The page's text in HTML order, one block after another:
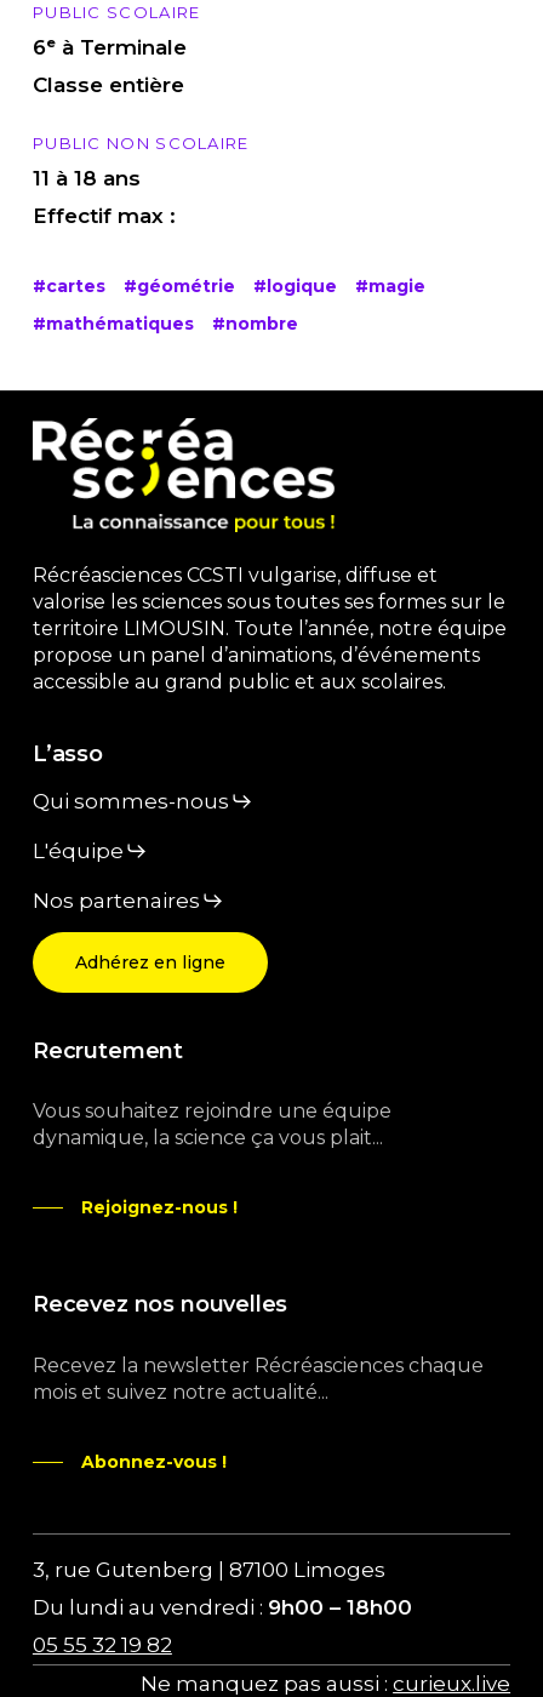
PUBLIC SCOLAIRE
6ᵉ à Terminale
Classe entière
PUBLIC NON SCOLAIRE
11 à 18 ans
Effectif max :
#cartes #géométrie #logique
#magie
#mathématiques
#nombre
Récréasciences CCSTI vulgarise, diffuse et
valorise les sciences sous toutes ses formes sur le
territoire LIMOUSIN. Toute l’année, notre équipe
propose un panel d’animations, d’événements
accessible au grand public et aux scolaires.
L’asso
Qui sommes-nous
L'équipe
Nos partenaires
Adhérez en ligne
Recrutement
Vous souhaitez rejoindre une équipe
dynamique, la science ça vous plait...
Rejoignez-nous !
Recevez nos nouvelles
Recevez la newsletter Récréasciences chaque
mois et suivez notre actualité...
Abonnez-vous !
3, rue Gutenberg | 87100 Limoges
Du lundi au vendredi : 9h00 – 18h00
05 55 32 19 82
Ne manquez pas aussi :curieux.live